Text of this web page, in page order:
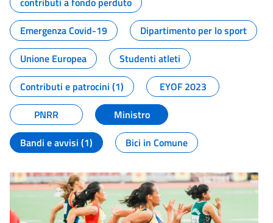
Emergenza Covid-19
Dipartimento per lo sport
Unione Europea
Studenti atleti
Contributi e patrocini (1)
EYOF 2023
PNRR
Ministro
Bandi e avvisi (1)
Bici in Comune